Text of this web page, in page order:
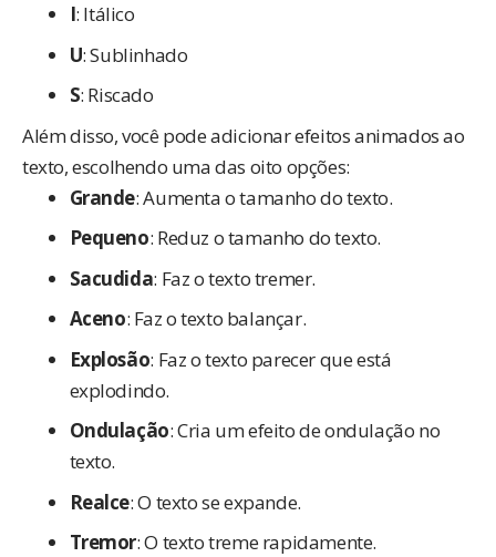
I: Itálico
U: Sublinhado
S: Riscado
Além disso, você pode adicionar efeitos animados ao
texto, escolhendo uma das oito opções:
Grande: Aumenta o tamanho do texto.
Pequeno: Reduz o tamanho do texto.
Sacudida: Faz o texto tremer.
Aceno: Faz o texto balançar.
Explosão: Faz o texto parecer que está
explodindo.
Ondulação: Cria um efeito de ondulação no
texto.
Realce: O texto se expande.
Tremor: O texto treme rapidamente.